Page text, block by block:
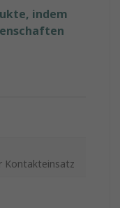
indem
Kontakteinsatz